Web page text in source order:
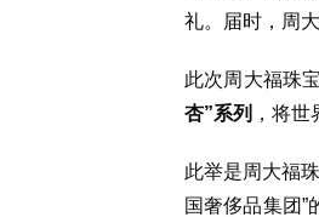
礼。
届时，周
此次周大福珠
杏”系列 ，将
此举是周大福
国奢侈品集团”